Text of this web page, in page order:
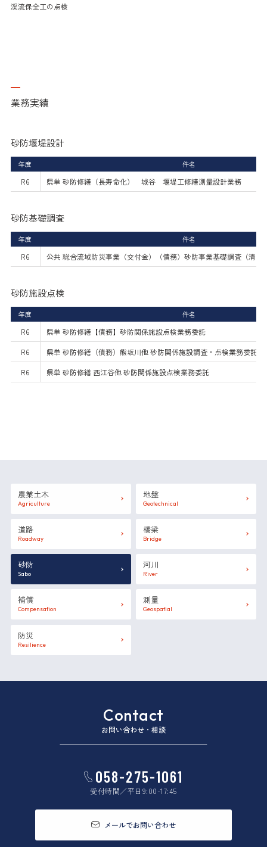
渓流保全工の点検
業務実績
砂防堰堤設計
年度 件名
R6 県単 砂防修繕（長寿命化） 城谷 堰堤工修繕測量設計業務
砂防基礎調査
年度 件名
R6 公共 総合流域防災事業（交付金）（債務）砂防事業基礎調査（清見
砂防施設点検
年度 件名
R6
県単 砂防修繕【債務】砂防関係施設点検業務委託
R6
県単 砂防修繕（債務）熊坂川他 砂防関係施設調査・点検業務委託
R6
県単 砂防修繕 西江谷他 砂防関係施設点検業務委託
農業土木
Agriculture
地盤
Geotechnical
道路
Roadway
橋梁
Bridge
砂防
Sabo
河川
River
補償
Compensation
測量
Geospatial
防災
Resilience
Contact
お問い合わせ・相談
058-275-1061
受付時間／平日9:00-17:45
メールでお問い合わせ